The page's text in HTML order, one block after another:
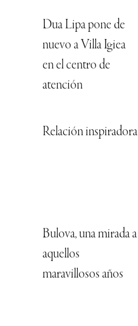
Dua Lipa pone de
nuevo a Villa Igiea
en el centro de
atención
Relación inspiradora
Bulova, una mirada a
aquellos
maravillosos años